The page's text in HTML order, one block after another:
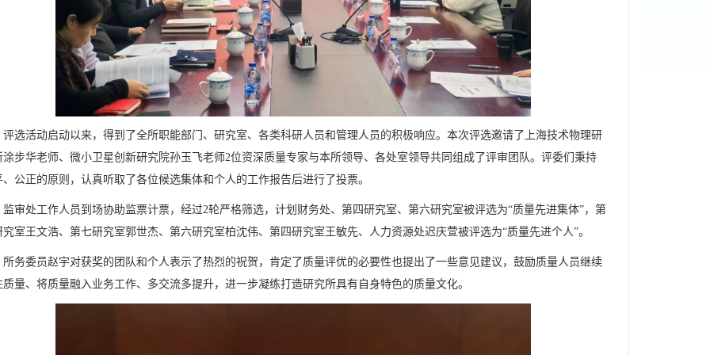
评选活动启动以来，得到了全所职能部门、研究室、各类科研人员和管理人员的积极响应。本次评选邀请了上海技术物理研
涂步华老师、微小卫星创新研究院孙玉飞老师2位资深质量专家与本所领导、各处室领导共同组成了评审团队。评委们秉持
、公正的原则，认真听取了各位候选集体和个人的工作报告后进行了投票。
监审处工作人员到场协助监票计票，经过2轮严格筛选，计划财务处、第四研究室、第六研究室被评选为“质量先进集体”，第
究室王文浩、第七研究室郭世杰、第六研究室柏沈伟、第四研究室王敏先、人力资源处迟庆萱被评选为“质量先进个人”。
所务委员赵宇对获奖的团队和个人表示了热烈的祝贺，肯定了质量评优的必要性也提出了一些意见建议，鼓励质量人员继续
质量、将质量融入业务工作、多交流多提升，进一步凝练打造研究所具有自身特色的质量文化。